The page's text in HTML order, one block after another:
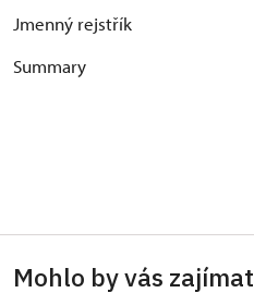
Jmenný rejstřík
Summary
Mohlo by vás zajímat